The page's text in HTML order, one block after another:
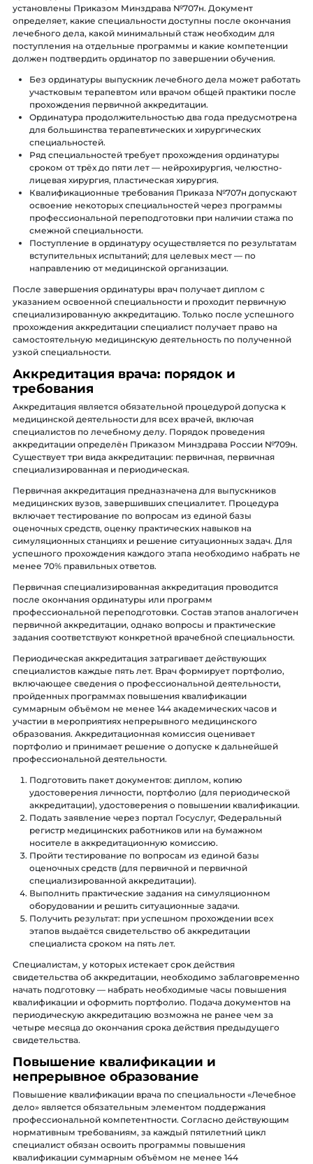
установлены Приказом Минздрава №707н. Документ
определяет, какие специальности доступны после окончания
лечебного дела, какой минимальный стаж необходим для
поступления на отдельные программы и какие компетенции
должен подтвердить ординатор по завершении обучения.
Без ординатуры выпускник лечебного дела может работать
участковым терапевтом или врачом общей практики после
прохождения первичной аккредитации.
Ординатура продолжительностью два года предусмотрена
для большинства терапевтических и хирургических
специальностей.
Ряд специальностей требует прохождения ординатуры
сроком от трёх до пяти лет — нейрохирургия, челюстно-
лицевая хирургия, пластическая хирургия.
Квалификационные требования Приказа №707н допускают
освоение некоторых специальностей через программы
профессиональной переподготовки при наличии стажа по
смежной специальности.
Поступление в ординатуру осуществляется по результатам
вступительных испытаний; для целевых мест — по
направлению от медицинской организации.
После завершения ординатуры врач получает диплом с
указанием освоенной специальности и проходит первичную
специализированную аккредитацию. Только после успешного
прохождения аккредитации специалист получает право на
самостоятельную медицинскую деятельность по полученной
узкой специальности.
Аккредитация врача: порядок и
требования
Аккредитация является обязательной процедурой допуска к
медицинской деятельности для всех врачей, включая
специалистов по лечебному делу. Порядок проведения
аккредитации определён Приказом Минздрава России №709н.
Существует три вида аккредитации: первичная, первичная
специализированная и периодическая.
Первичная аккредитация предназначена для выпускников
медицинских вузов, завершивших специалитет. Процедура
включает тестирование по вопросам из единой базы
оценочных средств, оценку практических навыков на
симуляционных станциях и решение ситуационных задач. Для
успешного прохождения каждого этапа необходимо набрать не
менее 70% правильных ответов.
Первичная специализированная аккредитация проводится
после окончания ординатуры или программ
профессиональной переподготовки. Состав этапов аналогичен
первичной аккредитации, однако вопросы и практические
задания соответствуют конкретной врачебной специальности.
Периодическая аккредитация затрагивает действующих
специалистов каждые пять лет. Врач формирует портфолио,
включающее сведения о профессиональной деятельности,
пройденных программах повышения квалификации
суммарным объёмом не менее 144 академических часов и
участии в мероприятиях непрерывного медицинского
образования. Аккредитационная комиссия оценивает
портфолио и принимает решение о допуске к дальнейшей
профессиональной деятельности.
Подготовить пакет документов: диплом, копию
удостоверения личности, портфолио (для периодической
аккредитации), удостоверения о повышении квалификации.
Подать заявление через портал Госуслуг, Федеральный
регистр медицинских работников или на бумажном
носителе в аккредитационную комиссию.
Пройти тестирование по вопросам из единой базы
оценочных средств (для первичной и первичной
специализированной аккредитации).
Выполнить практические задания на симуляционном
оборудовании и решить ситуационные задачи.
Получить результат: при успешном прохождении всех
этапов выдаётся свидетельство об аккредитации
специалиста сроком на пять лет.
Специалистам, у которых истекает срок действия
свидетельства об аккредитации, необходимо заблаговременно
начать подготовку — набрать необходимые часы повышения
квалификации и оформить портфолио. Подача документов на
периодическую аккредитацию возможна не ранее чем за
четыре месяца до окончания срока действия предыдущего
свидетельства.
Повышение квалификации и
непрерывное образование
Повышение квалификации врача по специальности «Лечебное
дело» является обязательным элементом поддержания
профессиональной компетентности. Согласно действующим
нормативным требованиям, за каждый пятилетний цикл
специалист обязан освоить программы повышения
квалификации суммарным объёмом не менее 144